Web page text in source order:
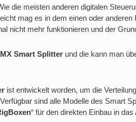
die meisten anderen digitalen
mag es in dem einen oder
nicht mehr funktionieren und der
Smart Splitter und die kann man
ist entwickelt worden, um die
sind alle Modelle des Smart
“ für den direkten Einbau in